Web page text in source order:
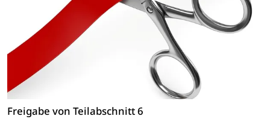
Freigabe von Teilabschnitt 6